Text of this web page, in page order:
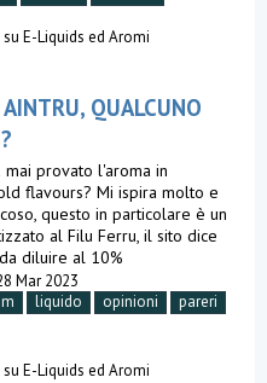
E-Liquids ed Aromi
QUALCUNO
mai provato l'aroma in
flavours? Mi ispira molto e
questo in particolare è un
al Filu Ferru, il sito dice
diluire al 10%
Mar 2023
liquido opinioni
pareri
E-Liquids ed Aromi